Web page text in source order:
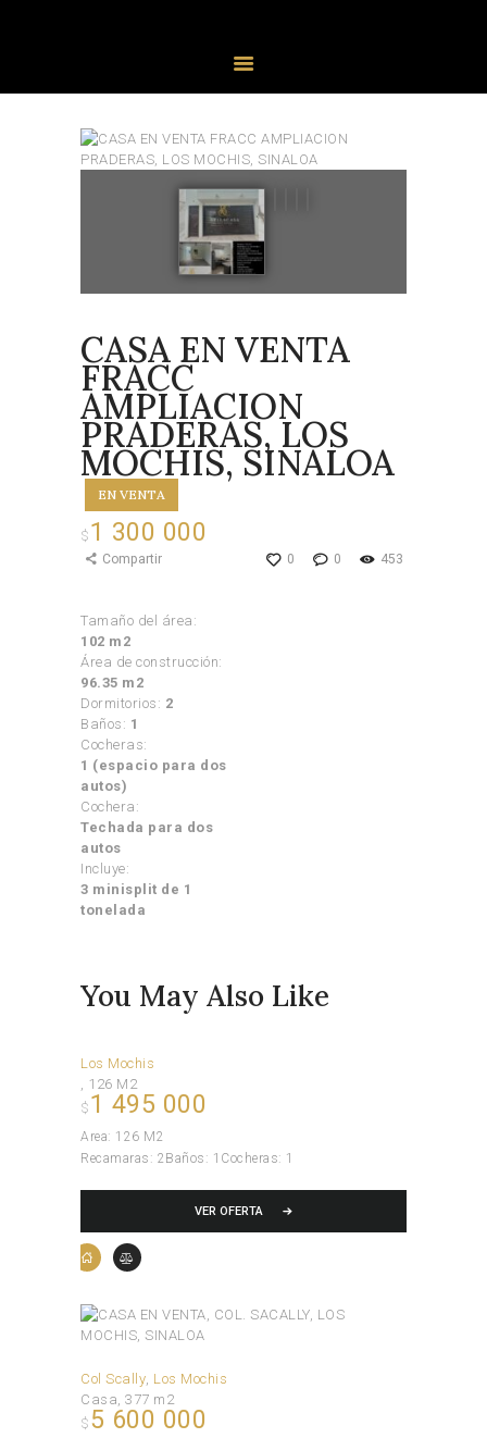
CASA EN VENTA
FRACC
AMPLIACION
PRADERAS, LOS
MOCHIS, SINALOA
EN VENTA
$ 1 300 000
453
0
0
Compartir
Tamaño del área:
102 m2
Área de construcción:
96.35 m2
Dormitorios: 2
Baños: 1
Cocheras:
1 (espacio para dos
autos)
Cochera:
Techada para dos
autos
Incluye:
3 minisplit de 1
tonelada
You May Also Like
Los Mochis
126 M2
$ 1 495 000
Area: 126 M2
Recamaras: 2Baños: 1 Cocheras: 1
VER OFERTA
Col Scally Los Mochis
Casa 377 m2
$ 5 600 000